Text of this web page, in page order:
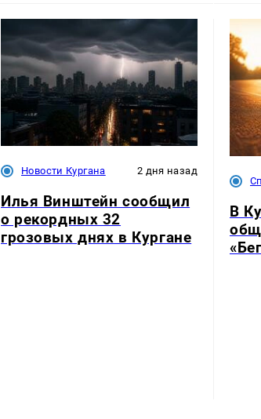
Новости Кургана 2 дня назад
Илья Винштейн сообщил
о рекордных 32
грозовых днях в Кургане
В